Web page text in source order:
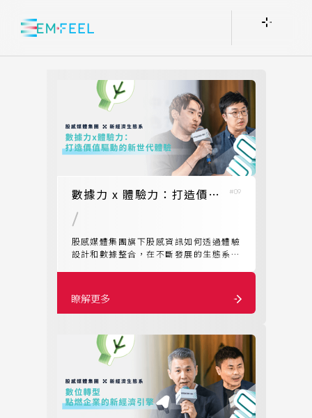
GET IN TOUCH
數據力 x 體驗力：打造價值驅動的新世代體驗 #09
股感媒體集團旗下股感資訊如何透過體驗
設計和數據整合，在不斷發展的生態系統
瞭解更多